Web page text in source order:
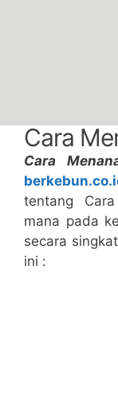
Cara
Cara
tentang
mana pada
secara
ini :